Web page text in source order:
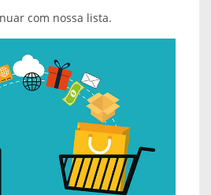
com nossa lista.